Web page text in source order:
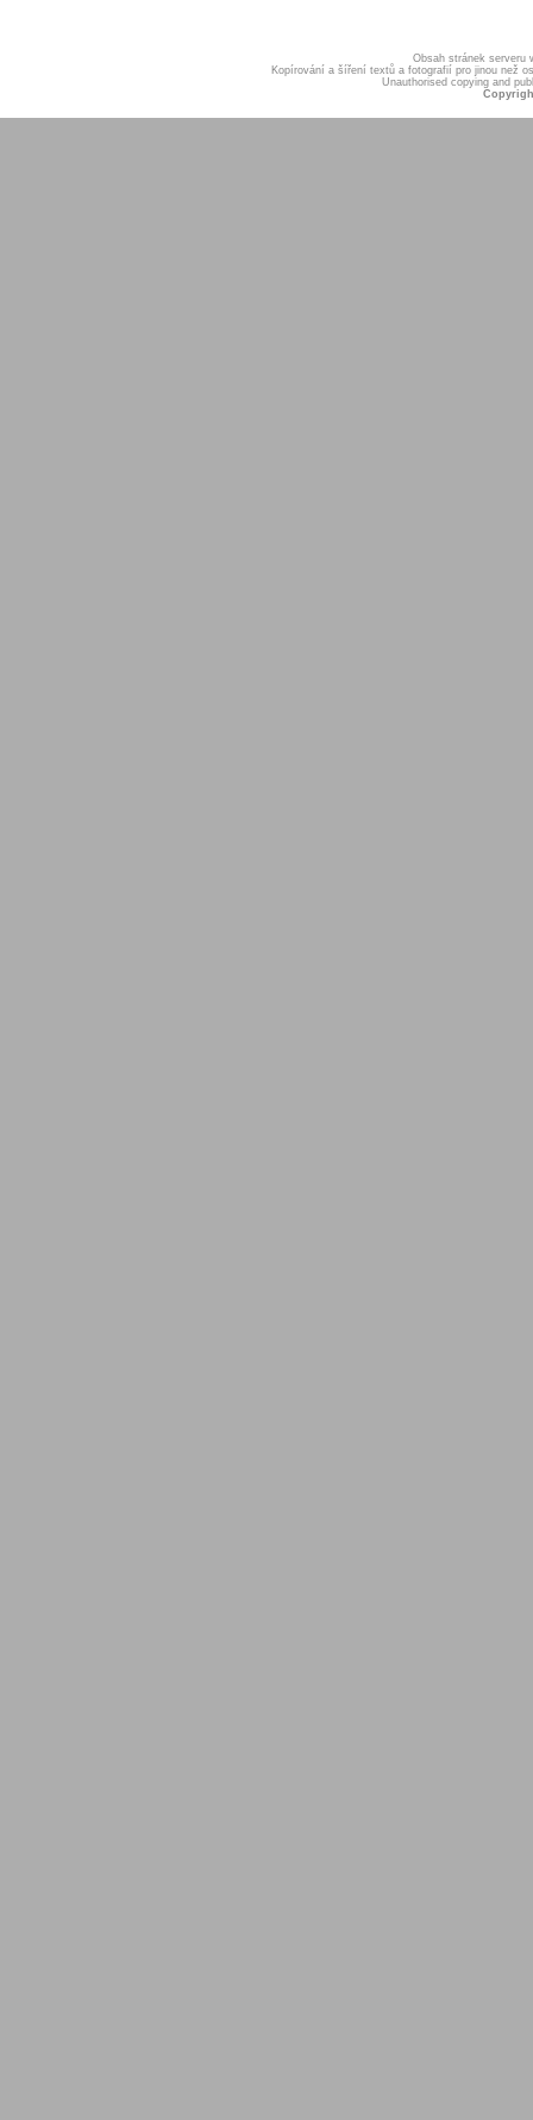
Obsah stránek serveru
Kopírování a šíření textů a fotografií pro jinou než
Unauthorised copying and